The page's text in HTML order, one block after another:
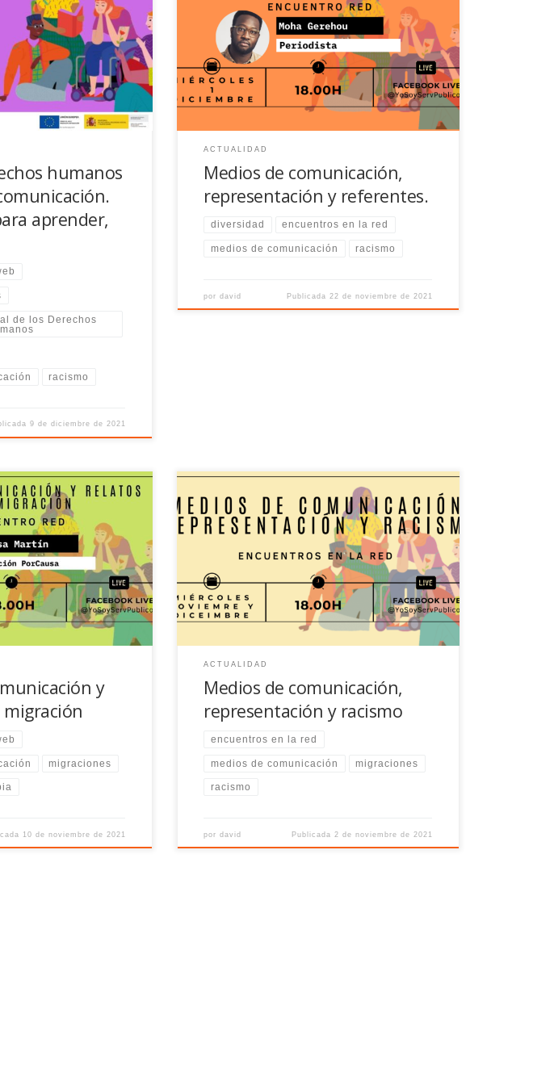
los DDHH hemos
Racismo, derechos
con Lucía
humanos
aprender,
de los Derechos
racismo
9 de diciembre de 2021
Segundo Encuentro web: Medios de comunicación,
representación y referentes el 1 de diciembre a las
18:00 h.
ACTUALIDAD
Medios de comunicación,
representación y referentes.
diversidad encuentros en la red
medios de comunicación racismo
pordavid Publicada 22 de noviembre de 2021
"Medios de
migración" el 17 de
y
migraciones
10 de noviembre de 2021
Presentamos el ciclo de encuentros web Medios de
comunicación, representación y racismo, que se
celebrará en noviembre y diciembre de 2021.
ACTUALIDAD
Medios de comunicación,
representación y racismo
encuentros en la red
medios de comunicación migraciones
racismo
pordavid Publicada 2 de noviembre de 2021